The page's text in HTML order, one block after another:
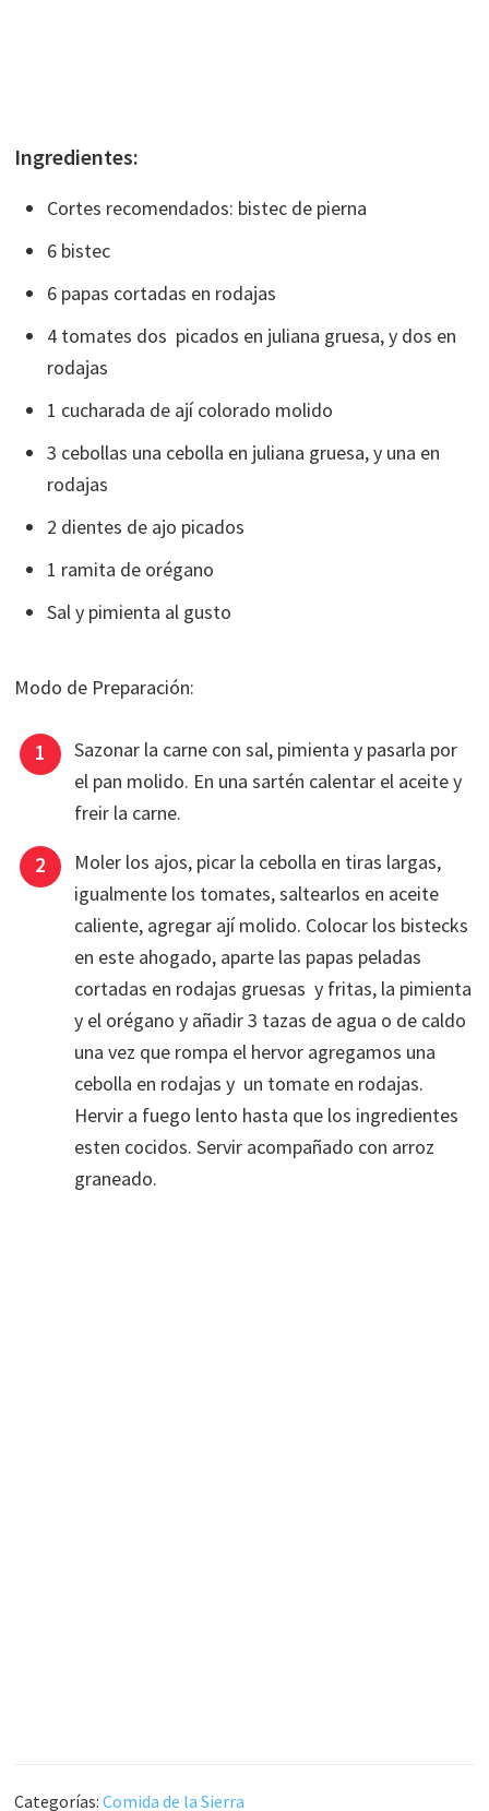
Ingredientes:
Cortes recomendados: bistec de pierna
6 bistec
6 papas cortadas en rodajas
4 tomates dos picados en juliana gruesa, y dos en
rodajas
1 cucharada de ají colorado molido
3 cebollas una cebolla en juliana gruesa, y una en
rodajas
2 dientes de ajo picados
1 ramita de orégano
Sal y pimienta al gusto
Modo de Preparación:
Sazonar la carne con sal, pimienta y pasarla por
el pan molido. En una sartén calentar el aceite y
freir la carne.
Moler los ajos, picar la cebolla en tiras largas,
igualmente los tomates, saltearlos en aceite
caliente, agregar ají molido. Colocar los bistecks
en este ahogado, aparte las papas peladas
cortadas en rodajas gruesas y fritas, la pimienta
y el orégano y añadir 3 tazas de agua o de caldo
una vez que rompa el hervor agregamos una
cebolla en rodajas y un tomate en rodajas.
Hervir a fuego lento hasta que los ingredientes
esten cocidos. Servir acompañado con arroz
graneado.
Categorías:Comida de la Sierra